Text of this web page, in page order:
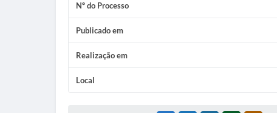
Nº do Processo
Publicado em
Realização em
Local